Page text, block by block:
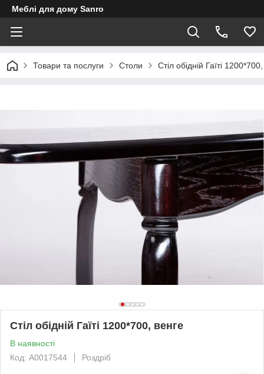
Меблі для дому Sanro
Товари та послуги Столи Стіл обідній Гаїті
Стіл обідній Гаїті 1200*700, венге
В наявності
Код: А0017544
Роздріб